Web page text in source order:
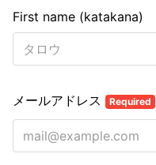
First name (katakana)
メールアドレス Required